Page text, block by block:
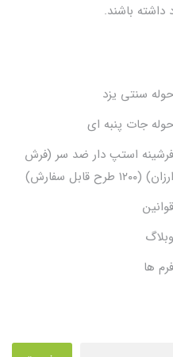
باشند.
حوله سنتی یزد
حوله جات پنبه ای
فرشینه استپ دار ضد سر (فرش
ارزان) (۱۲۰۰ طرح قابل سفارش)
قوانین
وبلاگ
فرم ها